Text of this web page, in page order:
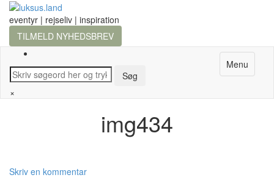
eventyr | rejseliv | inspiration
TILMELD NYHEDSBREV
Menu
×
img434
Skriv en kommentar